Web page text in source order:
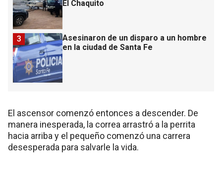
El Chaquito
Asesinaron de un disparo a un hombre
en la ciudad de Santa Fe
3
El ascensor comenzó entonces a descender. De
manera inesperada, la correa arrastró a la perrita
hacia arriba y el pequeño comenzó una carrera
desesperada para salvarle la vida.